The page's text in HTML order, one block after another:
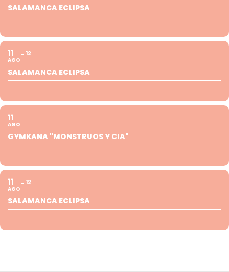
SALAMANCA ECLIPSA
11
AGO
12
SALAMANCA ECLIPSA
11
AGO
GYMKANA "MONSTRUOS Y CIA"
11
AGO
12
SALAMANCA ECLIPSA